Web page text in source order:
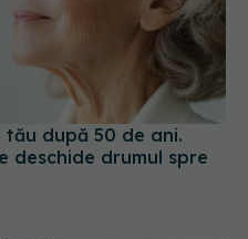
tău după 50 de ani.
deschide drumul spre